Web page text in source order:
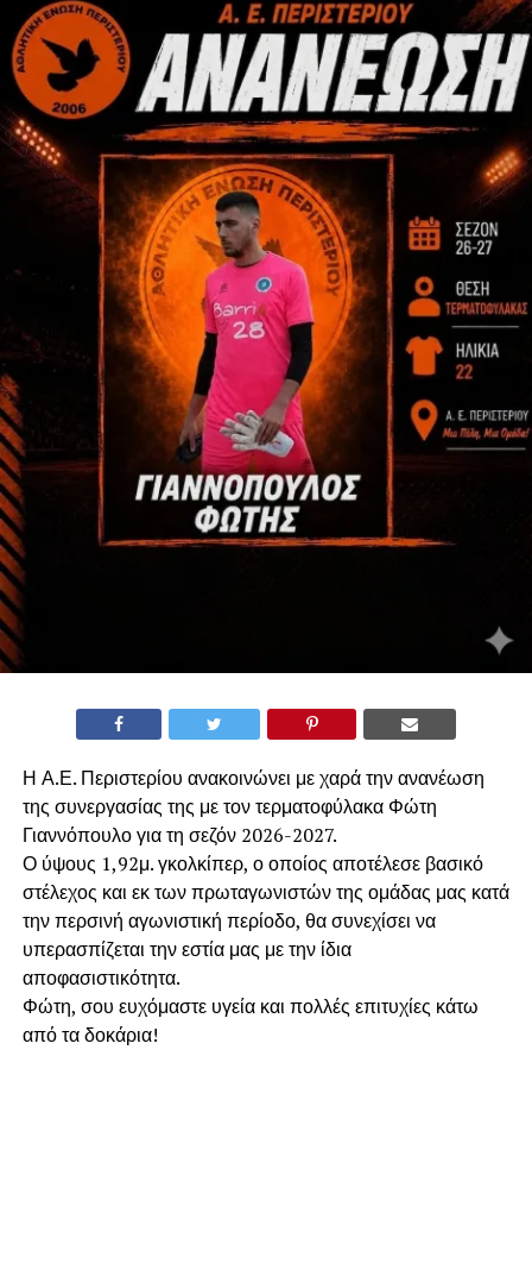
Η Α.Ε. Περιστερίου ανακοινώνει με χαρά την ανανέωση
της συνεργασίας της με τον τερματοφύλακα Φώτη
Γιαννόπουλο για τη σεζόν 2026-2027.
​Ο ύψους 1,92μ. γκολκίπερ, ο οποίος αποτέλεσε βασικό
στέλεχος και εκ των πρωταγωνιστών της ομάδας μας κατά
την περσινή αγωνιστική περίοδο, θα συνεχίσει να
υπερασπίζεται την εστία μας με την ίδια
αποφασιστικότητα.
​Φώτη, σου ευχόμαστε υγεία και πολλές επιτυχίες κάτω
από τα δοκάρια!